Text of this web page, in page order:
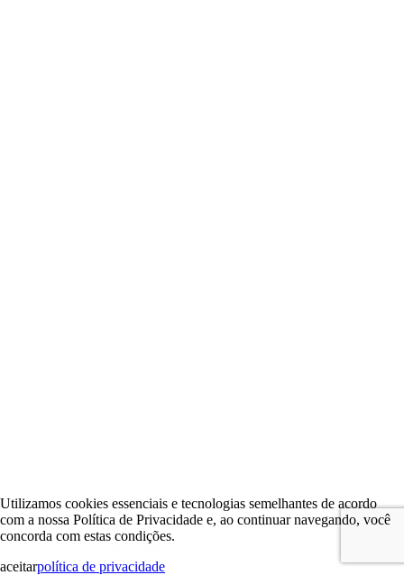
Utilizamos cookies essenciais e tecnologias semelhantes de acordo
com a nossa Política de Privacidade e, ao continuar navegando, você
concorda com estas condições.
aceitarpolítica de privacidade